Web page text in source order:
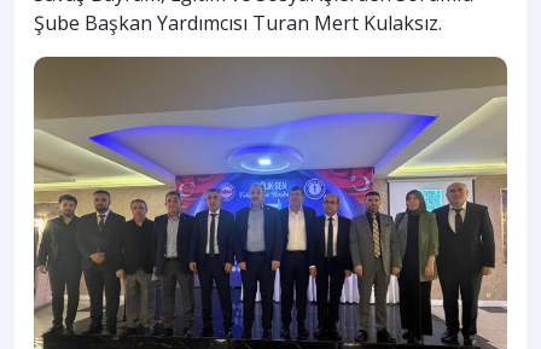
Şube Başkan Yardımcısı Turan Mert Kulaksız.